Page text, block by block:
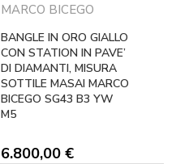
MARCO BICEGO
BANGLE IN ORO GIALLO
CON STATION IN PAVE’
DI DIAMANTI, MISURA
SOTTILE MASAI MARCO
BICEGO SG43 B3 YW
M5
6.800,00 €